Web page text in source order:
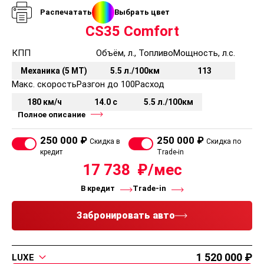
Обогрев и стеклоочиститель заднего стекла
Управление аудиосистемой на руле
Отделка руля кожей
Круиз-контроль
Комфорт
Кожаные сидения
Передние и задние подголовники, регулируемые по
высоте
Крюк для буксировочного троса спереди
Задний парктроник
Складывающаяся спинка заднего сиденья 60:40
Регулировка водительского сидения в 6-ти
Регулировка сидения переднего пассажира в 4-х
Подогрев передних сидений
Крепления ISOFIX
Подсветка багажника
Регулировка света фар
Распечатать Выбрать цвет
CS35 Comfort
КПП
Механика (5 MT)
Объём, л., Топливо
5.5 л./100км
Мощность, л.с.
113
Макс. скорость
180 км/ч
Разгон до 100
14.0 с
Расход
5.5 л./100км
Полное описание
250 000 ₽ Скидка в
кредит
250 000 ₽ Скидка по
Trade-in
17 738
В кредит Trade-in
Забронировать авто
LUXE 1 520 000